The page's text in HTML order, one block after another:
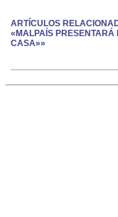
ARTÍCULOS
«MALPAÍS PRESENTARÁ
CASA»»